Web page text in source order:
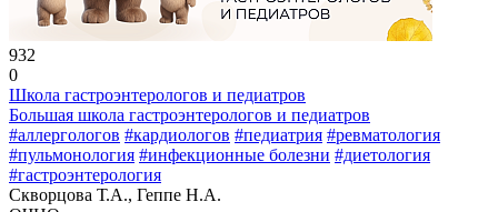
932
0
Школа гастроэнтерологов и педиатров
Большая школа гастроэнтерологов и педиатров
#аллергологов #кардиологов #педиатрия #ревматология
#пульмонология #инфекционные болезни #диетология
#гастроэнтерология
Скворцова Т.А., Геппе Н.А.